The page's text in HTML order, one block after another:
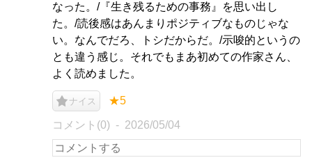
なった。/『生き残るための事務』を思い出し
た。/読後感はあんまりポジティブなものじゃな
い。なんでだろ、トシだからだ。/示唆的というの
とも違う感じ。それでもまあ初めての作家さん、
よく読めました。
ナイス ★5
コメント(0) 2026/05/04